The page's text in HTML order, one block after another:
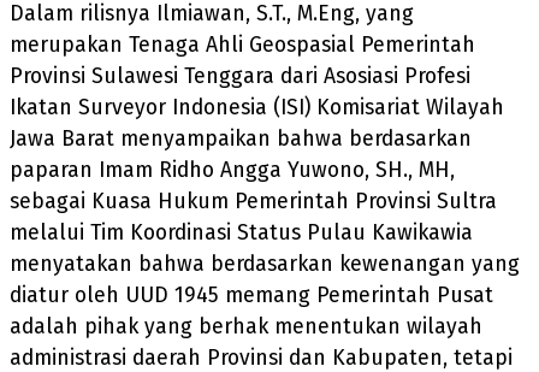
Dalam rilisnya Ilmiawan, S.T., M.Eng, yang
merupakan Tenaga Ahli Geospasial Pemerintah
Provinsi Sulawesi Tenggara dari Asosiasi Profesi
Ikatan Surveyor Indonesia (ISI) Komisariat Wilayah
Jawa Barat menyampaikan bahwa berdasarkan
paparan Imam Ridho Angga Yuwono, SH., MH,
sebagai Kuasa Hukum Pemerintah Provinsi Sultra
melalui Tim Koordinasi Status Pulau Kawikawia
menyatakan bahwa berdasarkan kewenangan yang
diatur oleh UUD 1945 memang Pemerintah Pusat
adalah pihak yang berhak menentukan wilayah
administrasi daerah Provinsi dan Kabupaten, tetapi